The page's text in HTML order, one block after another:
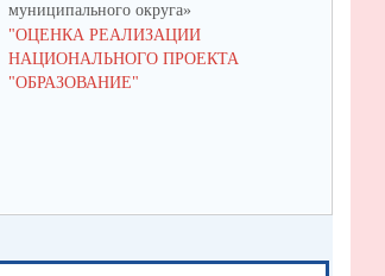
муниципального округа»
"ОЦЕНКА РЕАЛИЗАЦИИ
НАЦИОНАЛЬНОГО ПРОЕКТА
"ОБРАЗОВАНИЕ"